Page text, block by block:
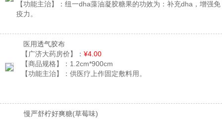
【功能主治】： 纽一dha藻油凝胶糖果的功效为：补充dha，增强免
疫力。
医用透气胶布
【广济大药房价】： ¥4.00
【商品规格】： 1.2cm*900cm
【功能主治】： 供医疗上作固定敷料用。
慢严舒柠好爽糖(草莓味)